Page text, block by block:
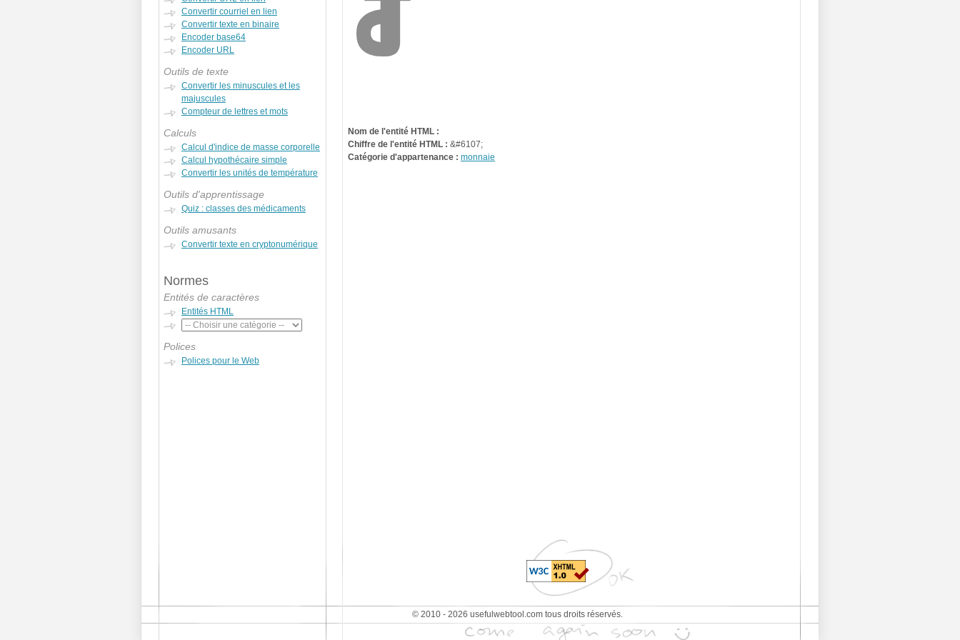
Convertir courriel en lien
Convertir texte en binaire
Encoder base64
Encoder URL
Outils de texte
Convertir les minuscules et les
majuscules
Compteur de lettres et mots
Calculs
Calcul d'indice de masse corporelle
Calcul hypothécaire simple
Convertir les unités de température
Outils d'apprentissage
Quiz : classes des médicaments
Outils amusants
Convertir texte en cryptonumérique
Normes
Entités de caractères
Entités HTML
Polices
Polices pour le Web
Nom de l'entité HTML :
Chiffre de l'entité HTML : &#6107;
Catégorie d'appartenance : monnaie
© 2010 - 2026 usefulwebtool.com tous droits réservés.